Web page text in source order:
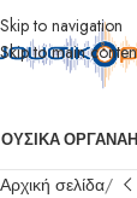
Skip to navigation
Skip to main
ΟΡΓΑΝΑ
Αρχική σελίδα